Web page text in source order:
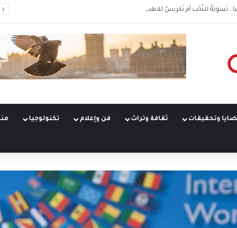
تَسوِيَةٌ للنُخَب أم تَكريسٌ للانقسام؟
وتحقيقات ثقافة وتراث فن وإعلام تكنولوجيا